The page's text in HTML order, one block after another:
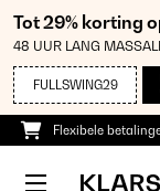
Tot 29% korting
48 UUR LANG
FULLSWING29
Flexibele